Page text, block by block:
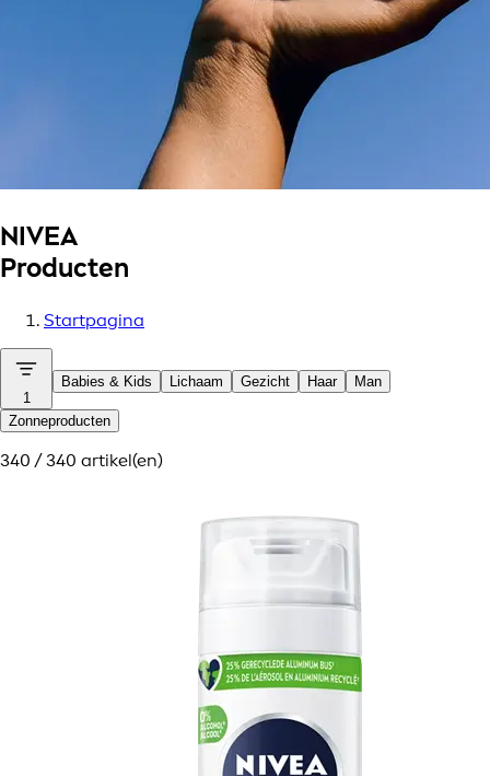
NIVEA
Producten
Startpagina
1
Babies & Kids Lichaam Gezicht Haar Man
Zonneproducten
340 / 340 artikel(en)